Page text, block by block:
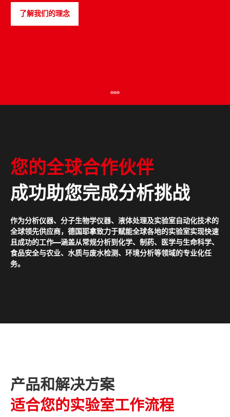
了解我们的理念
PULSEspencer
您的全球合作伙伴
成功助您完成分析挑战
作为分析仪器、分子生物学仪器、液体处理及实验室自动化技术的
全球领先供应商，德国耶拿致力于赋能全球各地的实验室实现快速
且成功的工作——涵盖从常规分析到化学、制药、医学与生命科学、
食品安全与农业、水质与废水检测、环境分析等领域的专业化任
务。
产品和解决方案
适合您的实验室工作流程